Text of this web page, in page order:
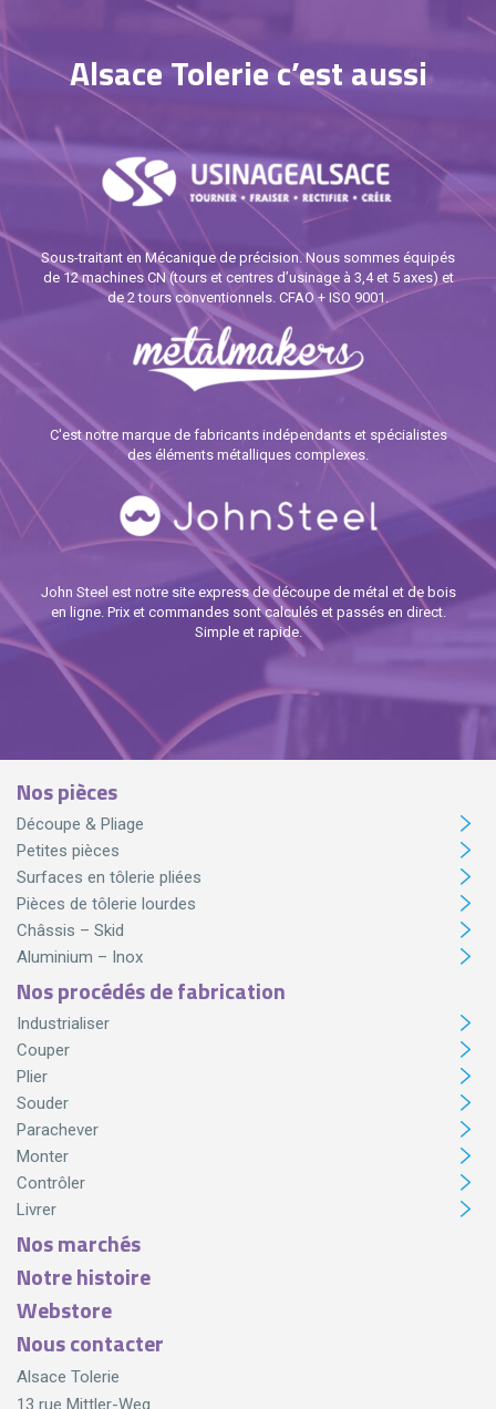
Alsace Tolerie c’est aussi
Sous-traitant en Mécanique de précision. Nous sommes équipés
de 12 machines CN (tours et centres d’usinage à 3,4 et 5 axes) et
de 2 tours conventionnels. CFAO + ISO 9001.
C'est notre marque de fabricants indépendants et spécialistes
des éléments métalliques complexes.
John Steel est notre site express de découpe de métal et de bois
en ligne. Prix et commandes sont calculés et passés en direct.
Simple et rapide.
Nos pièces
Découpe & Pliage
Petites pièces
Surfaces en tôlerie pliées
Pièces de tôlerie lourdes
Châssis – Skid
Aluminium – Inox
Nos procédés de fabrication
Industrialiser
Couper
Plier
Souder
Parachever
Monter
Contrôler
Livrer
Nos marchés
Notre histoire
Webstore
Nous contacter
Alsace Tolerie
13 rue Mittler-Weg